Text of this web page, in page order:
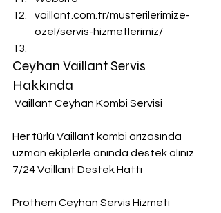
vaillant.com.tr/musterilerimize-
ozel/servis-hizmetlerimiz/
Ceyhan Vaillant Servis
Hakkında
Vaillant Ceyhan Kombi Servisi
Her türlü Vaillant kombi arızasında
uzman ekiplerle anında destek alınız
7/24 Vaillant Destek Hattı
Prothem Ceyhan Servis Hizmeti